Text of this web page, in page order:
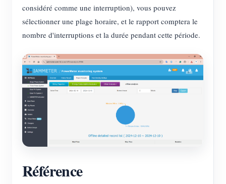
considéré comme une interruption), vous pouvez
sélectionner une plage horaire, et le rapport comptera le
nombre d'interruptions et la durée pendant cette période.
Référence